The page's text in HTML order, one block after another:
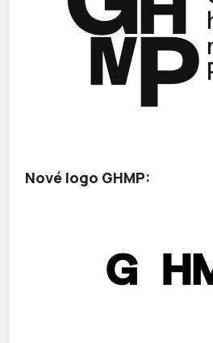
Nové logo GHMP: